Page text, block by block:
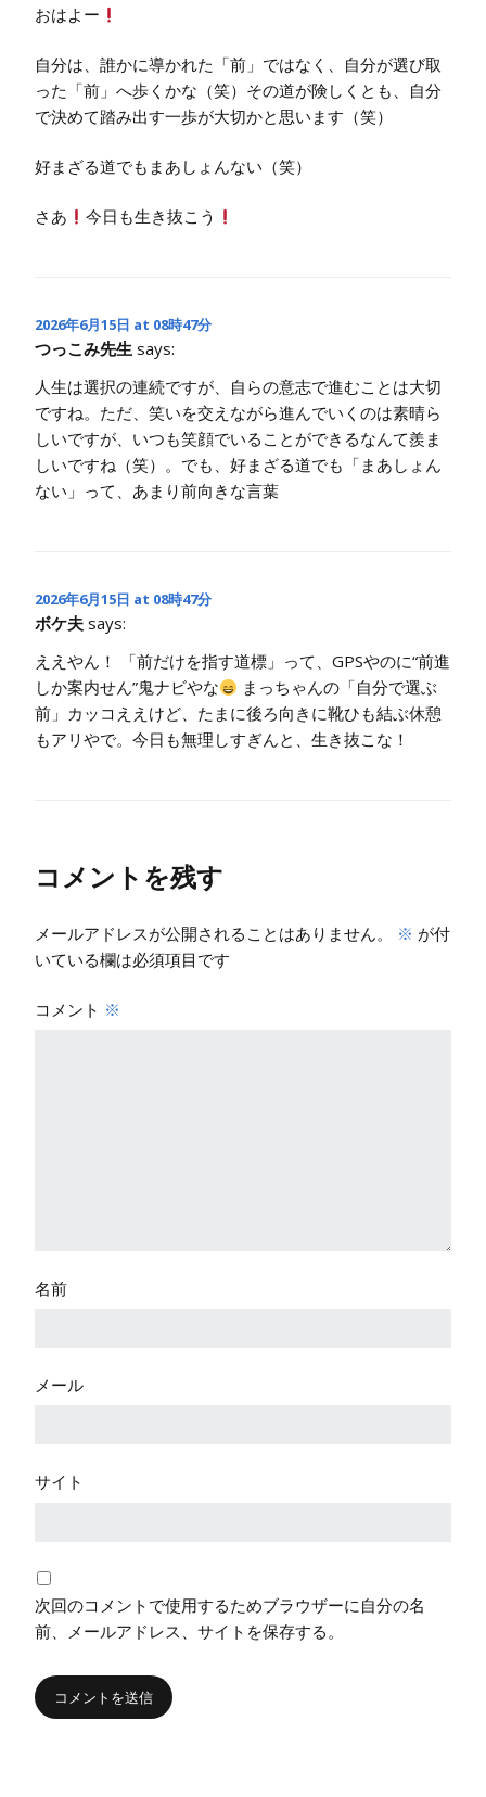
おはよー
自分は、誰かに導かれた「前」ではなく、自分が選び取
った「前」へ歩くかな（笑）その道が険しくとも、自分
で決めて踏み出す一歩が大切かと思います（笑）
好まざる道でもまあしょんない（笑）
さあ 今日も生き抜こう
2026年6月15日 at 08時47分
つっこみ先生 says:
人生は選択の連続ですが、自らの意志で進むことは大切
ですね。ただ、笑いを交えながら進んでいくのは素晴ら
しいですが、いつも笑顔でいることができるなんて羨ま
しいですね（笑）。でも、好まざる道でも「まあしょん
ない」って、あまり前向きな言葉
2026年6月15日 at 08時47分
ボケ夫 says:
ええやん！ 「前だけを指す道標」って、GPSやのに“前進
しか案内せん”鬼ナビやな
まっちゃんの「自分で選ぶ
前」カッコええけど、たまに後ろ向きに靴ひも結ぶ休憩
もアリやで。今日も無理しすぎんと、生き抜こな！
コメントを残す
メールアドレスが公開されることはありません。 ※ が付
いている欄は必須項目です
コメント ※
名前
メール
サイト
次回のコメントで使用するためブラウザーに自分の名
前、メールアドレス、サイトを保存する。